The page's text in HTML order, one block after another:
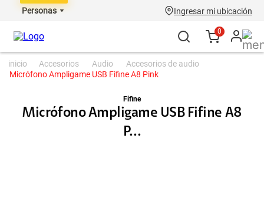
Personas Ingresar mi ubicación
0
accesorios audio
accesorios de audio
Micrófono Ampligame USB Fifine A8 Pink
Fifine
Micrófono Ampligame USB Fifine A8
P...